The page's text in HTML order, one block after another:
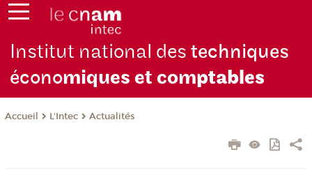
Institut national destechniques
économiques et comptables
Accueil L'Intec Actualités